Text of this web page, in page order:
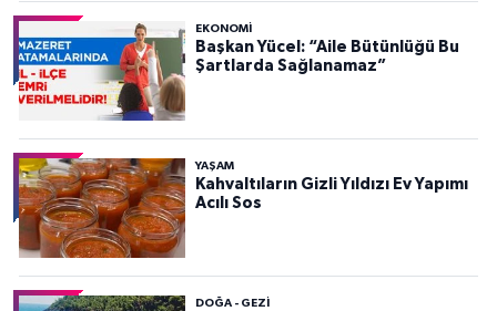
EKONOMI
Başkan Yücel: “Aile Bütünlüğü Bu
Şartlarda Sağlanamaz”
YAŞAM
Kahvaltıların Gizli Yıldızı Ev Yapımı
Acılı Sos
DOĞA - GEZI